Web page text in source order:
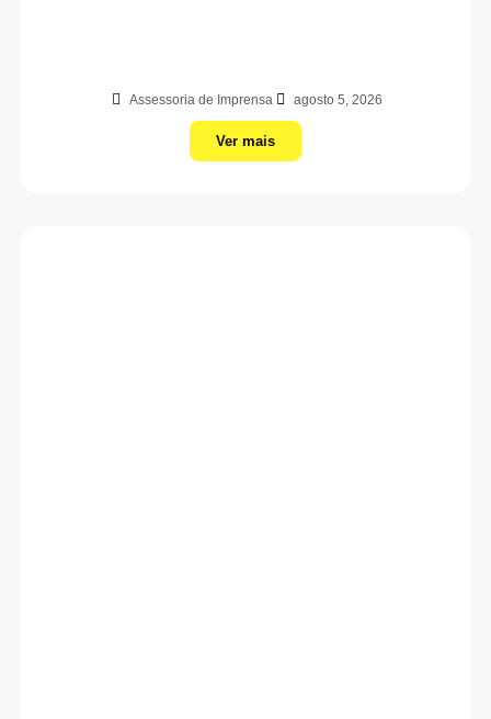
Assessoria de Imprensa agosto 5, 2026
Ver mais